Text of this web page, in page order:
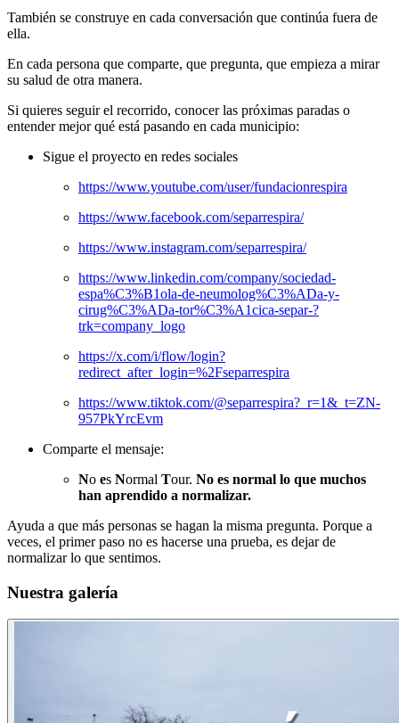
También se construye en cada conversación que continúa fuera de
ella.
En cada persona que comparte, que pregunta, que empieza a mirar
su salud de otra manera.
Si quieres seguir el recorrido, conocer las próximas paradas o
entender mejor qué está pasando en cada municipio:
Sigue el proyecto en redes sociales
https://www.youtube.com/user/fundacionrespira
https://www.facebook.com/separrespira/
https://www.instagram.com/separrespira/
https://www.linkedin.com/company/sociedad-
espa%C3%B1ola-de-neumolog%C3%ADa-y-
cirug%C3%ADa-tor%C3%A1cica-separ-?
trk=company_logo
https://x.com/i/flow/login?
redirect_after_login=%2Fseparrespira
https://www.tiktok.com/@separrespira?_r=1&_t=ZN-
957PkYrcEvm
Comparte el mensaje:
No es Normal Tour. No es normal lo que muchos
han aprendido a normalizar.
Ayuda a que más personas se hagan la misma pregunta. Porque a
veces, el primer paso no es hacerse una prueba, es dejar de
normalizar lo que sentimos.
Nuestra galería